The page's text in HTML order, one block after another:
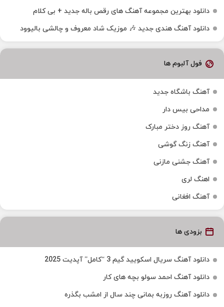
دانلود بهترین مجموعه آهنگ های رقص باله جدید + بی کلام
دانلود آهنگ هندی جدید 🎶 موزیک شاد معروف و چالشی بالیوود
فول آلبوم ها
آهنگ باشگاه جدید
مداحی بیس دار
آهنگ روز دختر مبارک
آهنگ زنگ گوشی
آهنگ جشنی مازنی
اهنگ لری
آهنگ افغانی
بزودی ها
دانلود آهنگ سریال اسکویید گیم 3 “کامل” آپدیت 2025
دانلود آهنگ احمد سولو بچه های کار
دانلود آهنگ روزبه بمانی چند سال از امشب بگذره